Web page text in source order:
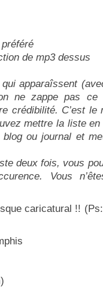
de mp3 dessus
apparaîssent
ne zappe pas ce
crédibilité. C’est le
mettre la liste
ou journal et
deux fois, vous
Vous
caricatural !! (Ps: